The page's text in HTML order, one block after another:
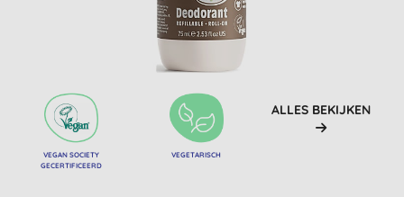
VEGAN SOCIETY
GECERTIFICEERD
VEGETARISCH
ALLES BEKIJKEN